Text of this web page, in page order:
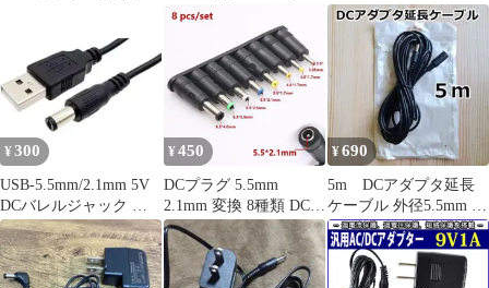
ス)⇔EIAJ#4(オス)
変換 ブラック
¥ 300
USB-5.5mm/2.1mm 5V
DCバレルジャック 変
換 電源ケーブル
¥450
DCプラグ 5.5mm
2.1mm 変換 8種類 DCジ
ャック acアダプター 変
換プラグ ノートパソコ
ン 5521→6014、6330、
¥690
5m DCアダプタ延長
ケーブル 外径5.5mm 内
径2.1mm